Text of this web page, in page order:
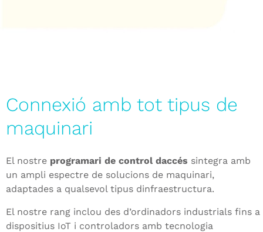
Connexió amb tot tipus de
maquinari
El nostre programari de control daccés sintegra amb
un ampli espectre de solucions de maquinari,
adaptades a qualsevol tipus dinfraestructura.
El nostre rang inclou des d’ordinadors industrials fins a
dispositius IoT i controladors amb tecnologia